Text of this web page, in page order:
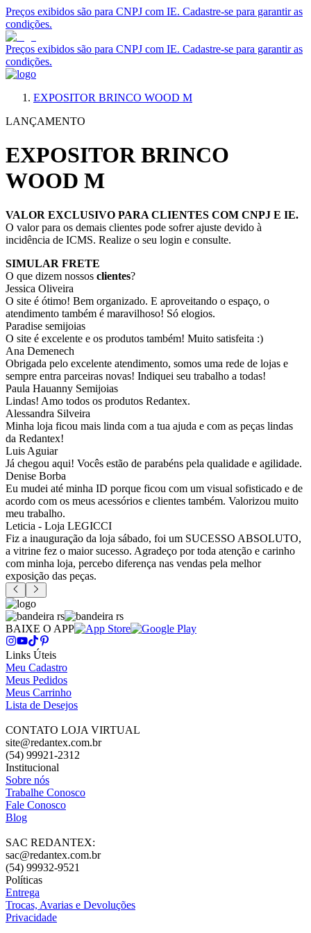
Preços exibidos são para CNPJ com IE. Cadastre-se para garantir as
condições.
Preços exibidos são para CNPJ com IE. Cadastre-se para garantir as
condições.
EXPOSITOR BRINCO WOOD M
LANÇAMENTO
EXPOSITOR BRINCO
WOOD M
VALOR EXCLUSIVO PARA CLIENTES COM CNPJ E IE.
O valor para os demais clientes pode sofrer ajuste devido à
incidência de ICMS. Realize o seu login e consulte.
SIMULAR FRETE
O que dizem nossos clientes?
Jessica Oliveira
O site é ótimo! Bem organizado. E aproveitando o espaço, o
atendimento também é maravilhoso! Só elogios.
Paradise semijoias
O site é excelente e os produtos também! Muito satisfeita :)
Ana Demenech
Obrigada pelo excelente atendimento, somos uma rede de lojas e
sempre entra parceiras novas! Indiquei seu trabalho a todas!
Paula Hauanny Semijoias
Lindas! Amo todos os produtos Redantex.
Alessandra Silveira
Minha loja ficou mais linda com a tua ajuda e com as peças lindas
da Redantex!
Luis Aguiar
Já chegou aqui! Vocês estão de parabéns pela qualidade e agilidade.
Denise Borba
Eu mudei até minha ID porque ficou com um visual sofisticado e de
acordo com os meus acessórios e clientes também. Valorizou muito
meu trabalho.
Leticia - Loja LEGICCI
Fiz a inauguração da loja sábado, foi um SUCESSO ABSOLUTO,
a vitrine fez o maior sucesso. Agradeço por toda atenção e carinho
com minha loja, percebo diferença nas vendas pela melhor
exposição das peças.
BAIXE O APP
Links Úteis
Meu Cadastro
Meus Pedidos
Meus Carrinho
Lista de Desejos
CONTATO LOJA VIRTUAL
site@redantex.com.br
(54) 99921-2312
Institucional
Sobre nós
Trabalhe Conosco
Fale Conosco
Blog
SAC REDANTEX:
sac@redantex.com.br
(54) 99932-9521
Políticas
Entrega
Trocas, Avarias e Devoluções
Privacidade